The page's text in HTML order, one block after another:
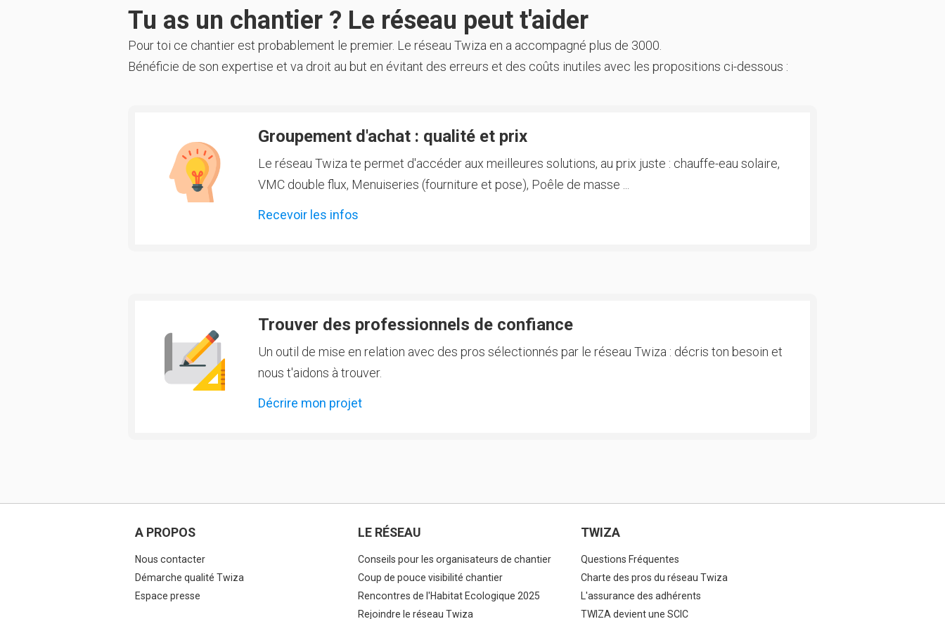
Tu as un chantier ? Le réseau peut t'aider
Pour toi ce chantier est probablement le premier. Le réseau Twiza en a accompagné plus de 3000.
Bénéficie de son expertise et va droit au but en évitant des erreurs et des coûts inutiles avec les propositions ci-dessous :
Groupement d'achat : qualité et prix
Le réseau Twiza te permet d'accéder aux meilleures solutions, au prix juste : chauffe-eau solaire,
VMC double flux, Menuiseries (fourniture et pose), Poêle de masse ...
Recevoir les infos
Trouver des professionnels de confiance
Un outil de mise en relation avec des pros sélectionnés par le réseau Twiza : décris ton besoin et
nous t'aidons à trouver.
Décrire mon projet
A PROPOS
Nous contacter
Démarche qualité Twiza
Espace presse
LE RÉSEAU
Conseils pour les organisateurs de chantier
Coup de pouce visibilité chantier
Rencontres de l'Habitat Ecologique 2025
Rejoindre le réseau Twiza
TWIZA
Questions Fréquentes
Charte des pros du réseau Twiza
L'assurance des adhérents
TWIZA devient une SCIC